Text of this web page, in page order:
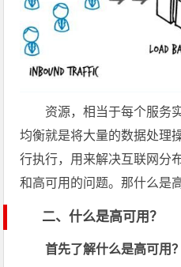
资源，相当于每个服务
均衡就是将大量的数据处理
行执行，用来解决互联网分
和高可用的问题。那什么是
二、什么是高可用？
首先了解什么是高可用？